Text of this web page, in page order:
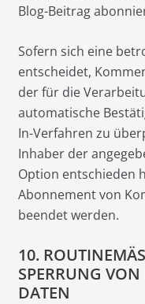
Blog-Beitrag
Sofern sich eine
entscheidet,
der für die
automatische
In-Verfahren zu
Inhaber der
Option entschieden
Abonnement von
beendet werden.
10.
SPERRUNG
DATEN